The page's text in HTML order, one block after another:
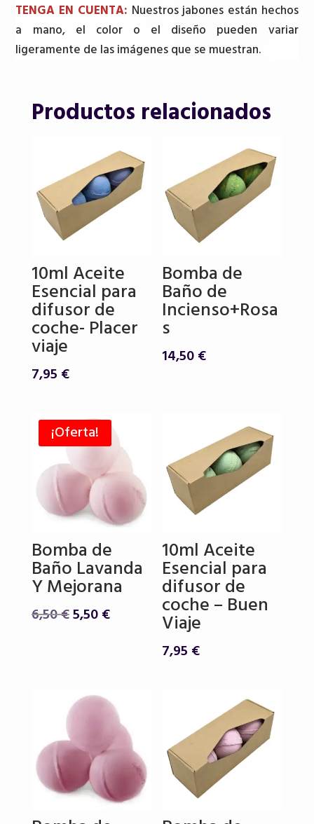
TENGA EN CUENTA: Nuestros jabones están hechos
a mano, el color o el diseño pueden variar
ligeramente de las imágenes que se muestran.
Productos relacionados
10ml Aceite
Esencial para
difusor de
coche- Placer
viaje
7,95 €
Bomba de
Baño de
Incienso+Rosa
s
14,50€
¡Oferta!
Bomba de
Baño Lavanda
Y Mejorana
6,50€El
5,50€El
10ml Aceite
Esencial para
difusor de
coche – Buen
Viaje
7,95 €